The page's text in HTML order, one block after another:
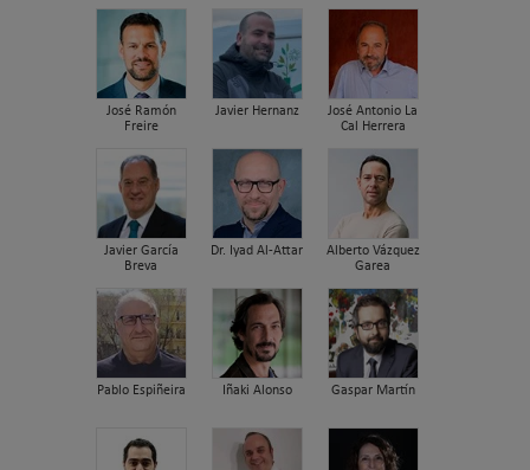
José Ramón
Freire
Javier Hernanz
José Antonio La
Cal Herrera
Javier García
Breva
Dr. Iyad Al-Attar
Alberto Vázquez
Garea
Pablo Espiñeira Iñaki Alonso Gaspar Martín